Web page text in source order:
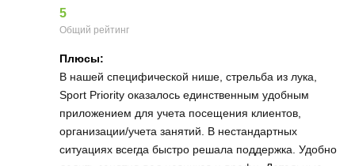
5
Общий рейтинг
Плюсы:
В нашей специфической нише, стрельба из лука,
Sport Priority оказалось единственным удобным
приложением для учета посещения клиентов,
организации/учета занятий. В нестандартных
ситуациях всегда быстро решала поддержка. Удобно